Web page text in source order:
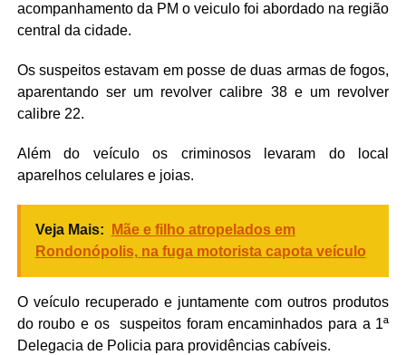
acompanhamento da PM o veiculo foi abordado na região
central da cidade.
Os suspeitos estavam em posse de duas armas de fogos,
aparentando ser um revolver calibre 38 e um revolver
calibre 22.
Além do veículo os criminosos levaram do local
aparelhos celulares e joias.
Veja Mais:
Mãe e filho atropelados em
Rondonópolis, na fuga motorista capota veículo
O veículo recuperado e juntamente com outros produtos
do roubo e os suspeitos foram encaminhados para a 1ª
Delegacia de Policia para providências cabíveis.